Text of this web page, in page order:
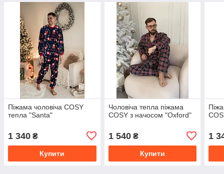
Піжама чоловіча COSY
тепла "Santa"
1 340 ₴
Купити
Чоловіча тепла піжама
COSY з начосом "Oxford"
1 540₴
Купити
1